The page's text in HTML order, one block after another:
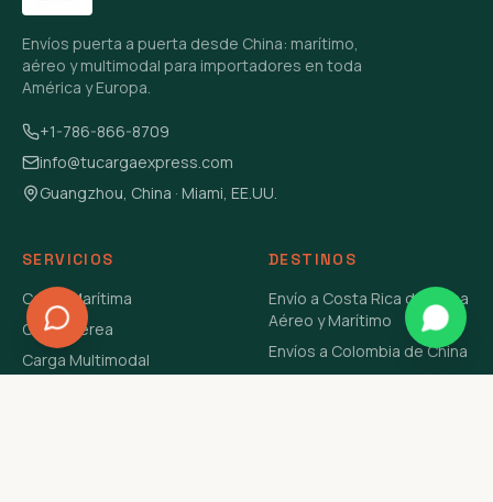
Envíos puerta a puerta desde China: marítimo,
aéreo y multimodal para importadores en toda
América y Europa.
+1-786-866-8709
info@tucargaexpress.com
Guangzhou, China · Miami, EE.UU.
SERVICIOS
Carga Marítima
Carga Aérea
Carga Multimodal
DESTINOS
Envío a Costa Rica de China
Aéreo y Marítimo
Envíos a Colombia de China